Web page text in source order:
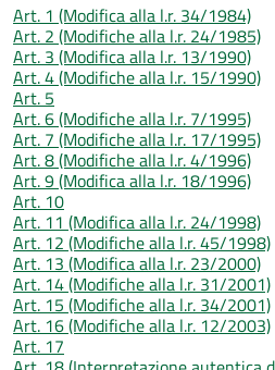
Art. 1 (Modifica alla l.r. 34/1984)
Art. 2 (Modifiche alla l.r. 24/1985)
Art. 3 (Modifica alla l.r. 13/1990)
Art. 4 (Modifiche alla l.r. 15/1990)
Art. 5
Art. 6 (Modifiche alla l.r. 7/1995)
Art. 7 (Modifiche alla l.r. 17/1995)
Art. 8 (Modifiche alla l.r. 4/1996)
Art. 9 (Modifica alla l.r. 18/1996)
Art. 10
Art. 11 (Modifica alla l.r. 24/1998)
Art. 12 (Modifiche alla l.r. 45/1998)
Art. 13 (Modifica alla l.r. 23/2000)
Art. 14 (Modifiche alla l.r. 31/2001)
Art. 15 (Modifiche alla l.r. 34/2001)
Art. 16 (Modifiche alla l.r. 12/2003)
Art. 17